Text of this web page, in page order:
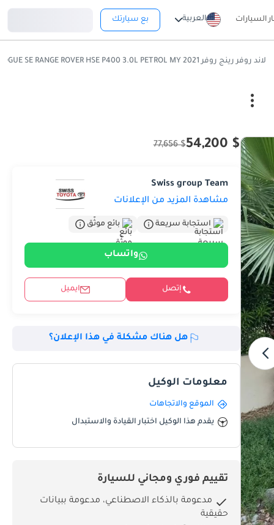
السيارات العربية بع سيارتك
لاند روفر رينج روفر VOGUE SE RANGE ROVER HSE P400 3.0L PETROL MY 2021
$ 54,200
$ 77,656
Swiss group Team
مشاهدة المزيد من الإعلانات
استجابة سريعة بائع موثّق
واتساب
إتصل ايميل
هل هناك مشكلة في هذا الإعلان؟
معلومات الوكيل
الموقع والاتجاهات
يقدم هذا الوكيل اختبار القيادة والاستبدال
تقييم فوري ومجاني للسيارة
مدعومة بالذكاء الاصطناعي، مدعومة ببيانات
حقيقية